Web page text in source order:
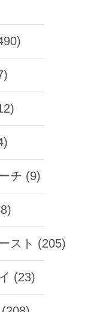
チ (9)
スト (205)
(23)